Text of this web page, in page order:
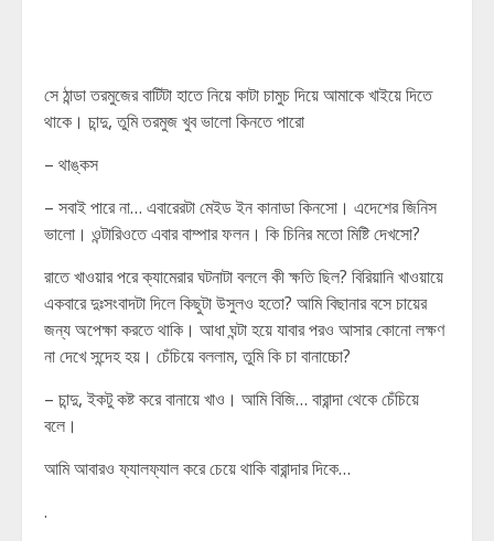
সে ঠান্ডা তরমুজের বাটিটা হাতে নিয়ে কাটা চামুচ দিয়ে আমাকে খাইয়ে দিতে
থাকে। চান্দু, তুমি তরমুজ খুব ভালো কিনতে পারো
– থাঙ্কস
– সবাই পারে না… এবারেরটা মেইড ইন কানাডা কিনসো। এদেশের জিনিস
ভালো। ওন্টারিওতে এবার বাম্পার ফলন। কি চিনির মতো মিষ্টি দেখসো?
রাতে খাওয়ার পরে ক্যামেরার ঘটনাটা বললে কী ক্ষতি ছিল? বিরিয়ানি খাওয়ায়ে
একবারে দুঃসংবাদটা দিলে কিছুটা উসুলও হতো? আমি বিছানার বসে চায়ের
জন্য অপেক্ষা করতে থাকি। আধা ঘন্টা হয়ে যাবার পরও আসার কোনো লক্ষণ
না দেখে সন্দেহ হয়। চেঁচিয়ে বললাম, তুমি কি চা বানাচ্চো?
– চান্দু, ইকটু কষ্ট করে বানায়ে খাও। আমি বিজি… বারান্দা থেকে চেঁচিয়ে
বলে।
আমি আবারও ফ্যালফ্যাল করে চেয়ে থাকি বারান্দার দিকে…
.